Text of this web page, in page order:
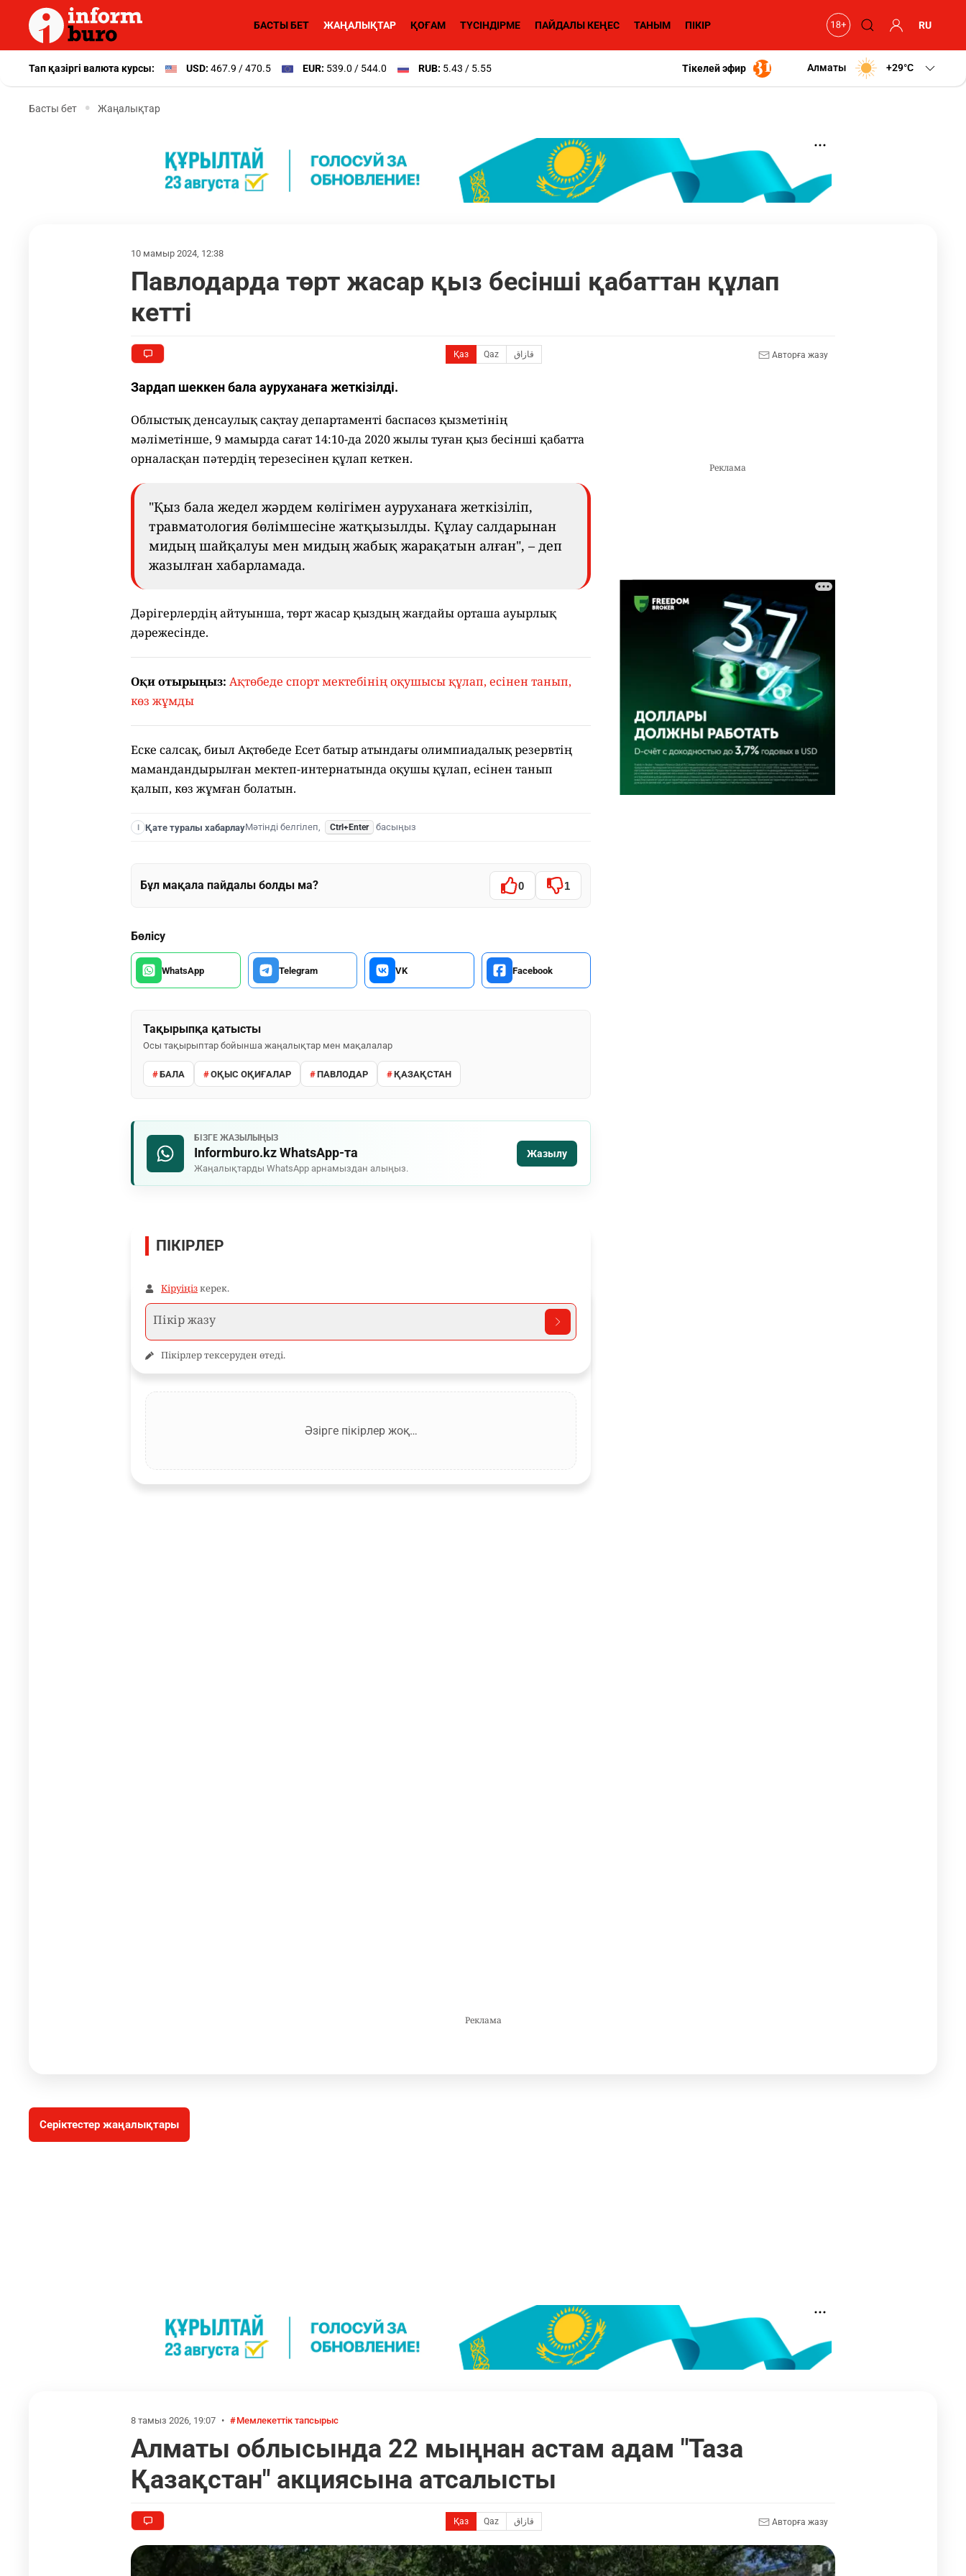
БАСТЫ БЕТ ЖАҢАЛЫҚТАР ҚОҒАМ ТҮСІНДІРМЕ ПАЙДАЛЫ КЕҢЕС ТАНЫМ ПІКІР RU
Тап қазіргі валюта курсы: USD: 467.9 / 470.5 EUR: 539.0 / 544.0 RUB: 5.43 / 5.55 Тікелей эфир Алматы +29 C
Басты бет Жаңалықтар
10 мамыр 2024, 12:38
Павлодарда төрт жасар қыз бесінші қабаттан құлап
кетті
Қаз Qaz قازاق Авторға жазу
Зардап шеккен бала ауруханаға жеткізілді.
Облыстық денсаулық сақтау департаменті баспасөз қызметінің
мәліметінше, 9 мамырда сағат 14:10-да 2020 жылы туған қыз бесінші қабатта
орналасқан пәтердің терезесінен құлап кеткен.
"Қыз бала жедел жәрдем көлігімен ауруханаға жеткізіліп,
травматология бөлімшесіне жатқызылды. Құлау салдарынан
мидың шайқалуы мен мидың жабық жарақатын алған", – деп
жазылған хабарламада.
Дәрігерлердің айтуынша, төрт жасар қыздың жағдайы орташа ауырлық
дәрежесінде.
Оқи отырыңыз: Ақтөбеде спорт мектебінің оқушысы құлап, есінен танып,
көз жұмды
Еске салсақ, биыл Ақтөбеде Есет батыр атындағы олимпиадалық резервтің
мамандандырылған мектеп-интернатында оқушы құлап, есінен танып
қалып, көз жұмған болатын.
I Қате туралы хабарлауМәтінді белгілеп, Ctrl+Enter басыңыз
Бұл мақала пайдалы болды ма? 0 1
Бөлісу
WhatsApp Telegram VK Facebook
Тақырыпқа қатысты
Осы тақырыптар бойынша жаңалықтар мен мақалалар
БАЛА ОҚЫС ОҚИҒАЛАР ПАВЛОДАР ҚАЗАҚСТАН
БІЗГЕ ЖАЗЫЛЫҢЫЗ
Informburo.kz WhatsApp-та
Жаңалықтарды WhatsApp арнамыздан алыңыз.
Жазылу
ПІКІРЛЕР
Кіруіңізкерек.
Пікірлер тексеруден өтеді.
Әзірге пікірлер жоқ…
Серіктестер жаңалықтары
8 тамыз 2026, 19:07 • Мемлекеттік тапсырыс
Алматы облысында 22 мыңнан астам адам "Таза
Қазақстан" акциясына атсалысты
Қаз Qaz قازاق Авторға жазу